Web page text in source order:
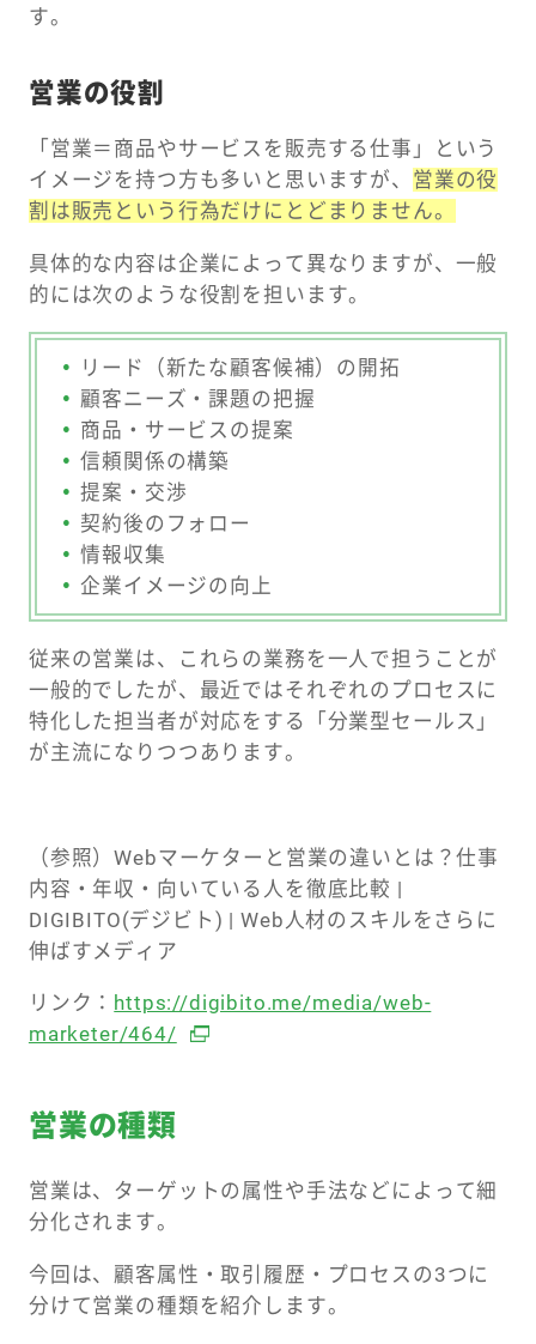
す。
営業の役割
「営業＝商品やサービスを販売する仕事」という
イメージを持つ方も多いと思いますが、 営業の役
割は販売という行為だけにとどまりません。
具体的な内容は企業によって異なりますが、一般
的には次のような役割を担います。
リード（新たな顧客候補）の開拓
顧客ニーズ・課題の把握
商品・サービスの提案
信頼関係の構築
提案・交渉
契約後のフォロー
情報収集
企業イメージの向上
従来の営業は、これらの業務を一人で担うことが
一般的でしたが、最近ではそれぞれのプロセスに
特化した担当者が対応をする「分業型セールス」
が主流になりつつあります。
（参照）Webマーケターと営業の違いとは？仕事
内容・年収・向いている人を徹底比較 |
DIGIBITO(デジビト) | Web人材のスキルをさらに
伸ばすメディア
リンク： https://digibito.me/media/web-
marketer/464/
営業の種類
営業は、ターゲットの属性や手法などによって細
分化されます。
今回は、顧客属性・取引履歴・プロセスの3つに
分けて営業の種類を紹介します。